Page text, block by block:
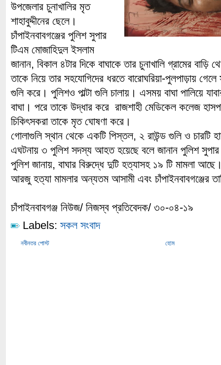
উপজেলার চুনাখালির মৃত
শাহাবুদ্দীনের ছেলে।
চাঁপাইনবাবগঞ্জের পুলিশ সুপার
টিএম মোজাহিদুল ইসলাম
জানান, বিকাল ৪টার দিকে বাঘাকে তার চুনাখালি গ্রামের
তাকে নিয়ে তার সহযোগিদের ধরতে বারোঘরিয়া-পুলপাড়ায়
গুলি করে। পুলিশও পাল্টা গুলি চালায়। এসময় বাঘা পালিয়ে
বাঘা। পরে তাকে উদ্ধার করে রাজশাহী মেডিকেল কলেজ
চিকিৎসকরা তাকে মৃত ঘোষণা করে।
গোলাগুলি স্থান থেকে একটি পিস্তল, ২ রাউন্ড গুলি ও চারটি
এঘটনায় ৩ পুলিশ সদস্য আহত হয়েছে বলে জানান পুলিশ
পুলিশ জানায়, বাঘার বিরুদ্ধে দুটি হত্যাসহ ১৯ টি মামলা
আরজু হত্যা মামলার অন্যতম আসামী এবং চাঁপাইনবাবগঞ্জের
চাঁপাইনবাবগঞ্জ নিউজ/ নিজস্ব প্রতিবেদক/ ৩০-০৪-১৯
Labels: সকল সংবাদ
নবীনতর পোস্ট হোম